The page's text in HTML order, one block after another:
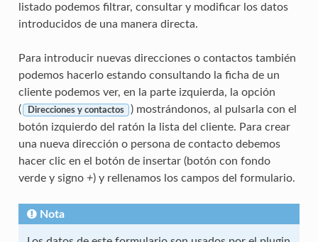
listado podemos filtrar, consultar y modificar los datos
introducidos de una manera directa.
Para introducir nuevas direcciones o contactos también
podemos hacerlo estando consultando la ficha de un
cliente podemos ver, en la parte izquierda, la opción
(
Direcciones y contactos
) mostrándonos, al pulsarla con el
botón izquierdo del ratón la lista del cliente. Para crear
una nueva dirección o persona de contacto debemos
hacer clic en el botón de insertar (botón con fondo
verde y signo +) y rellenamos los campos del formulario.
Nota